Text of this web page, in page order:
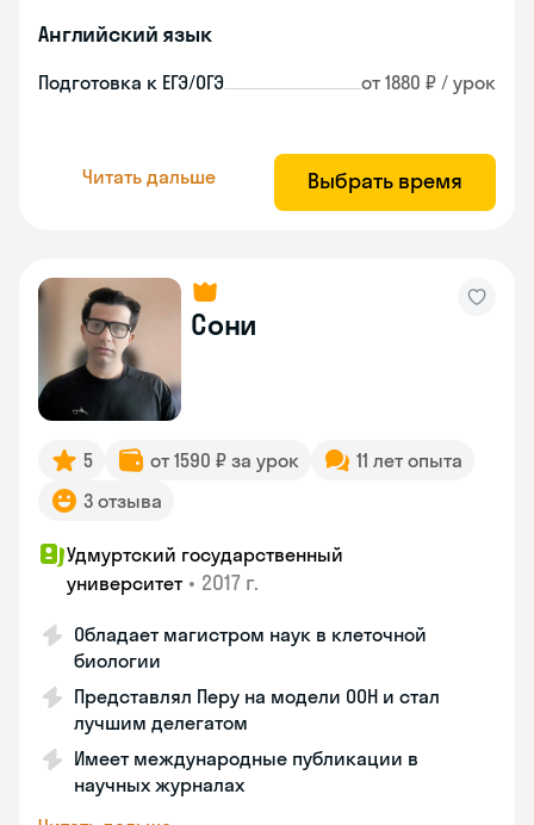
Английский язык
Подготовка к ЕГЭ/ОГЭ от 1880 ₽ / урок
Читать дальше Выбрать время
Сони
5 от 1590 ₽ за урок
11 лет опыта
3 отзыва
Удмуртский государственный
университет • 2017 г.
Обладает магистром наук в клеточной
биологии
Представлял Перу на модели ООН и стал
лучшим делегатом
Имеет международные публикации в
научных журналах